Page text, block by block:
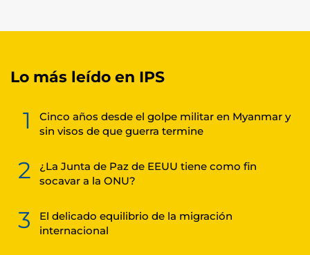
Lo más leído en IPS
1
Cinco años desde el golpe militar en Myanmar y
sin visos de que guerra termine
2
¿La Junta de Paz de EEUU tiene como fin
socavar a la ONU?
3
El delicado equilibrio de la migración
internacional